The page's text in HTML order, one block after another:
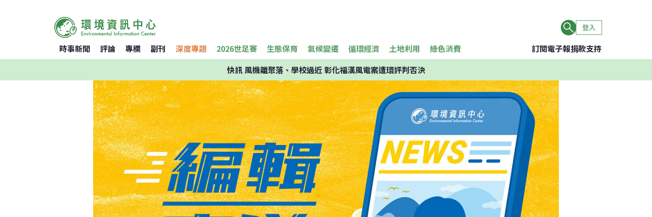
登入
時事新聞 評論 專欄 副刊 深度專題 2026世足賽 生態保育 氣候變遷 循環經濟 土地利用 綠色消費 訂閱電子報捐款支持
快訊風機離聚落、學校過近 彰化福漢風電案遭環評判否決